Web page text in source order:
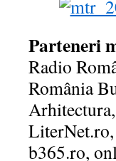
Parteneri
Radio
România
b365.ro,